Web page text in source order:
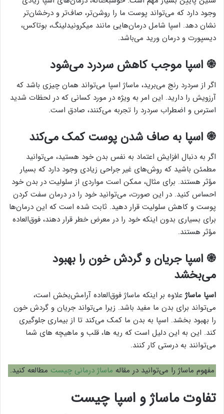
وجود دارد که می‌تواند پوست ما را روشن‌تر، صاف‌تر و درخشان‌تر
نشان دهد. اسپا شامل درمان‌هایی مانند میکرونیدلینگ، بوتاکس،
دیسپورت و درمان ورید می‌باشد.
֎ اسپا موجب کاهش سردرد می‌شود
اگر از سردرد رنج می‌برید، ماساژ اسپا می‌تواند همان چیزی باشد که
آرزویش را دارید. این امر به ویژه در مورد کسانی که در لحظات شدید
استرس و اضطراب سردرد را تجربه می‌کنند، صادق است.
֎ اسپا به صاف شدن پوست کمک می‌کند
اگر به دنبال افزایش اعتماد به نفس بدن خود هستید، می‌توانید
مطمئن باشید که روش‌های غیر جراحی زیادی وجود دارد که بسیار
مؤثر هستند. برای مثال، ممکن است مواردی از سلولیت در بدن خود
احساس کنید. در این صورت، می‌توانید خود را در درمان سفت کردن
پوست و کاهش سلولیت قرار دهید. ثابت شده است که این درمان‌ها
برای بسیاری بدون اینکه خود را در معرض خطر قرار دهند، فوق‌العاده
مؤثر هستند.
֎ اسپا جریان و گردش خون را بهبود
می‌بخشد
اسپا ماساژ علاوه بر اینکه ماساژ فوق‌العاده آرامش‌بخش است،
می‌تواند برای بدن ما مفید باشد. زیرا می‌تواند جریان و گردش خون
را بهبود بخشد. اسپا به بدن ما کمک می‌کند تا از بیماری جلوگیری
کند. این به این دلیل است که ریه ها، قلب و ماهیچه های شما
می‌توانند به درستی کار کنند.
مفهوم ماساژ را می‌توانید در مقاله ماساژ درمانی چیست مطالعه کنید.
تفاوت ماساژ و اسپا چیست